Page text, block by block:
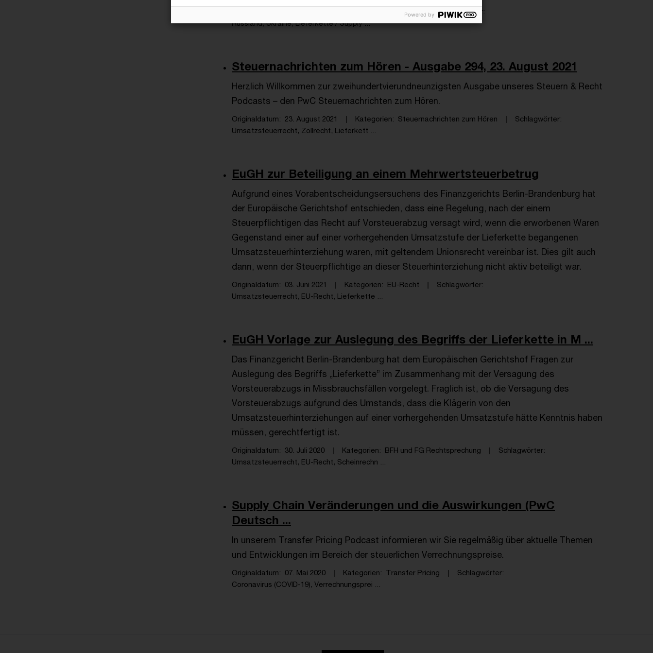
EU-Recht
Schlagwörter
Russland, Ukraine, Lieferkette / Supply ...
Steuernachrichten zum Hören - Ausgabe 294, 23. August 2021
Herzlich Willkommen zur zweihundertvierundneunzigsten Ausgabe unseres Steuern & Recht
Podcasts – den PwC Steuernachrichten zum Hören.
Originaldatum 23. August 2021 Kategorien Steuernachrichten zum Hören
Schlagwörter
Umsatzsteuerrecht, Zollrecht, Lieferkett ...
EuGH zur Beteiligung an einem Mehrwertsteuerbetrug
Aufgrund eines Vorabentscheidungsersuchens des Finanzgerichts Berlin-Brandenburg hat
der Europäische Gerichtshof entschieden, dass eine Regelung, nach der einem
Steuerpflichtigen das Recht auf Vorsteuerabzug versagt wird, wenn die erworbenen Waren
Gegenstand einer auf einer vorhergehenden Umsatzstufe der Lieferkette begangenen
Umsatzsteuerhinterziehung waren, mit geltendem Unionsrecht vereinbar ist. Dies gilt auch
dann, wenn der Steuerpflichtige an dieser Steuerhinterziehung nicht aktiv beteiligt war.
Originaldatum 03. Juni 2021 Kategorien EU-Recht
Schlagwörter
Umsatzsteuerrecht, EU-Recht, Lieferkette ...
EuGH Vorlage zur Auslegung des Begriffs der Lieferkette in M ...
Das Finanzgericht Berlin-Brandenburg hat dem Europäischen Gerichtshof Fragen zur
Auslegung des Begriffs „Lieferkette” im Zusammenhang mit der Versagung des
Vorsteuerabzugs in Missbrauchsfällen vorgelegt. Fraglich ist, ob die Versagung des
Vorsteuerabzugs aufgrund des Umstands, dass die Klägerin von den
Umsatzsteuerhinterziehungen auf einer vorhergehenden Umsatzstufe hätte Kenntnis haben
müssen, gerechtfertigt ist.
Originaldatum 30. Juli 2020 Kategorien BFH und FG Rechtsprechung
Schlagwörter
Umsatzsteuerrecht, EU-Recht, Scheinrechn ...
Supply Chain Veränderungen und die Auswirkungen (PwC
Deutsch ...
In unserem Transfer Pricing Podcast informieren wir Sie regelmäßig über aktuelle Themen
und Entwicklungen im Bereich der steuerlichen Verrechnungspreise.
Originaldatum 07. Mai 2020 Kategorien Transfer Pricing
Schlagwörter
Coronavirus (COVID-19), Verrechnungsprei ...
Powered by